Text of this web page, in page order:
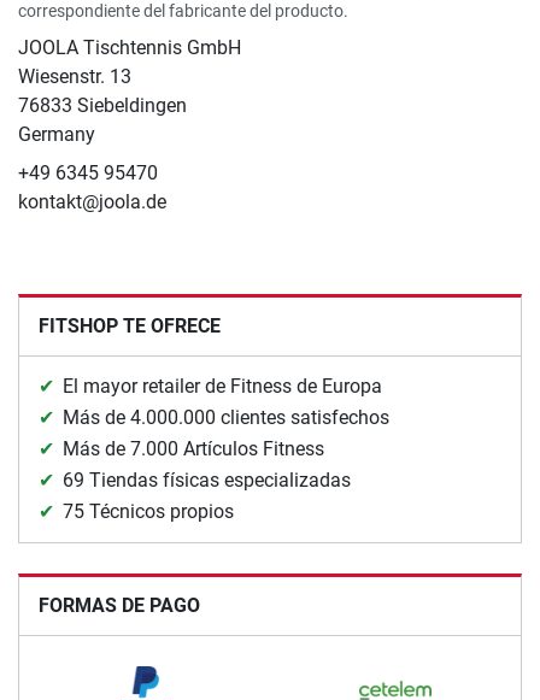
correspondiente del fabricante del producto.
JOOLA Tischtennis GmbH
Wiesenstr. 13
76833 Siebeldingen
Germany
+49 6345 95470
kontakt@joola.de
FITSHOP TE OFRECE
El mayor retailer de Fitness de Europa
Más de 4.000.000 clientes satisfechos
Más de 7.000 Artículos Fitness
69 Tiendas físicas especializadas
75 Técnicos propios
FORMAS DE PAGO